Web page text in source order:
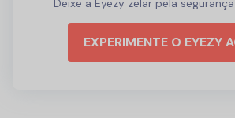
Deixe a Eyezy zelar pela
EXPERIMENTE O EYEZY